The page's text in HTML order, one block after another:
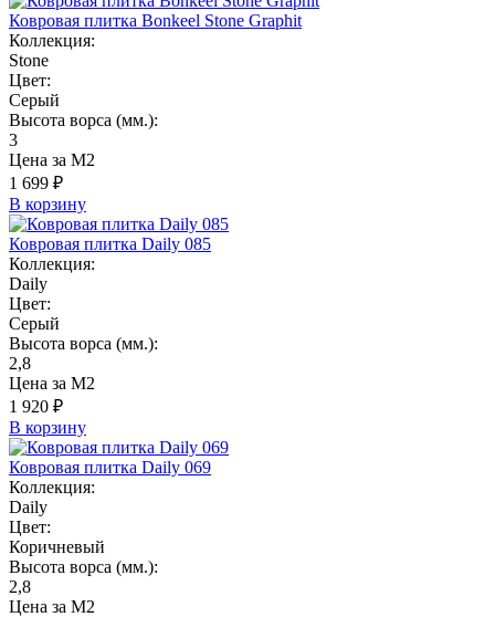
Ковровая плитка Bonkeel Stone Graphit
Коллекция:
Stone
Цвет:
Серый
Высота ворса (мм.):
3
Цена за М2
1 699 ₽
В корзину
Ковровая плитка Daily 085
Коллекция:
Daily
Цвет:
Серый
Высота ворса (мм.):
2,8
Цена за М2
1 920 ₽
В корзину
Ковровая плитка Daily 069
Коллекция:
Daily
Цвет:
Коричневый
Высота ворса (мм.):
2,8
Цена за М2